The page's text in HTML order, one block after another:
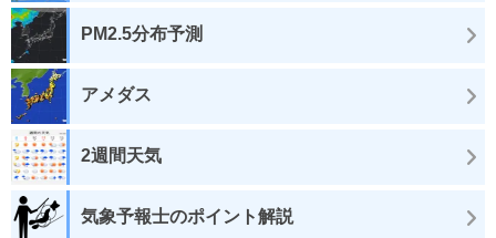
PM2.5分布予測
アメダス
2週間天気
気象予報士のポイント解説